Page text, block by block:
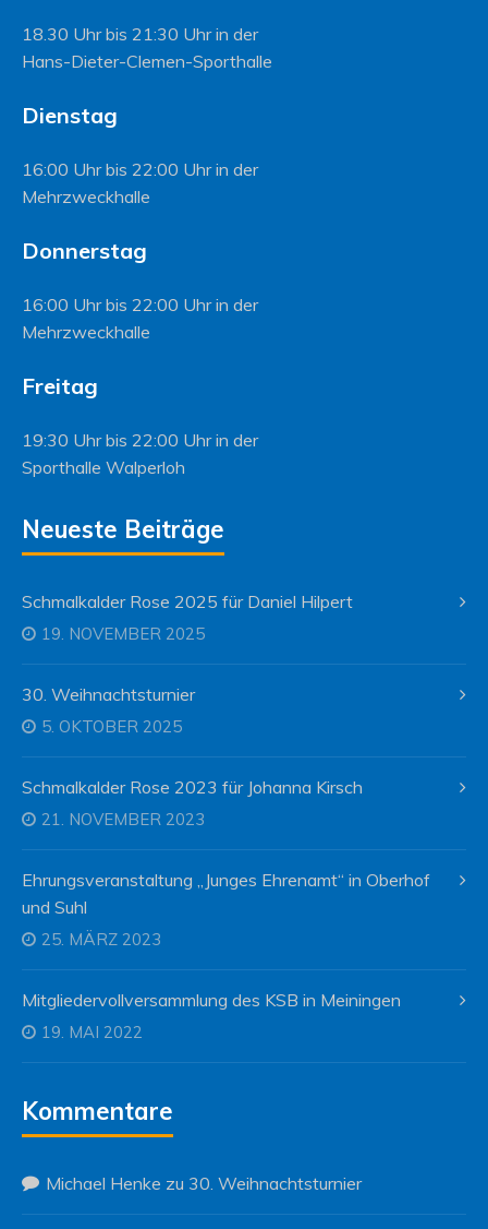
18.30 Uhr bis 21:30 Uhr in der
Hans-Dieter-Clemen-Sporthalle
Dienstag
16:00 Uhr bis 22:00 Uhr in der
Mehrzweckhalle
Donnerstag
16:00 Uhr bis 22:00 Uhr in der
Mehrzweckhalle
Freitag
19:30 Uhr bis 22:00 Uhr in der
Sporthalle Walperloh
Neueste Beiträge
Schmalkalder Rose 2025 für Daniel Hilpert
19. NOVEMBER 2025
30. Weihnachtsturnier
5. OKTOBER 2025
Schmalkalder Rose 2023 für Johanna Kirsch
21. NOVEMBER 2023
Ehrungsveranstaltung „Junges Ehrenamt“ in Oberhof
und Suhl
25. MÄRZ 2023
Mitgliedervollversammlung des KSB in Meiningen
19. MAI 2022
Kommentare
Michael Henke zu 30. Weihnachtsturnier